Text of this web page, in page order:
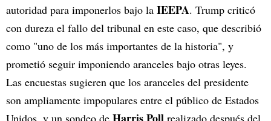
autoridad para imponerlos bajo la IEEPA. Trump criticó
con dureza el fallo del tribunal en este caso, que describió
como "uno de los más importantes de la historia", y
prometió seguir imponiendo aranceles bajo otras leyes.
Las encuestas sugieren que los aranceles del presidente
son ampliamente impopulares entre el público de Estados